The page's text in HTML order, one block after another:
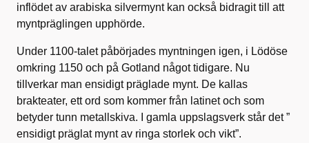
inflödet av arabiska silvermynt kan också bidragit till att
myntpräglingen upphörde.
Under 1100-talet påbörjades myntningen igen, i Lödöse
omkring 1150 och på Gotland något tidigare. Nu
tillverkar man ensidigt präglade mynt. De kallas
brakteater, ett ord som kommer från latinet och som
betyder tunn metallskiva. I gamla uppslagsverk står det ”
ensidigt präglat mynt av ringa storlek och vikt”.